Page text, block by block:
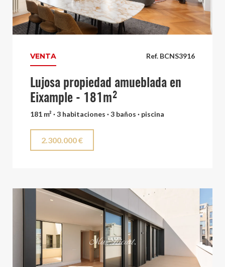
Ref. BCNS3916
VENTA
Lujosa propiedad amueblada en
Eixample - 181m²
181 m² · 3 habitaciones · 3 baños · piscina
2.300.000 €